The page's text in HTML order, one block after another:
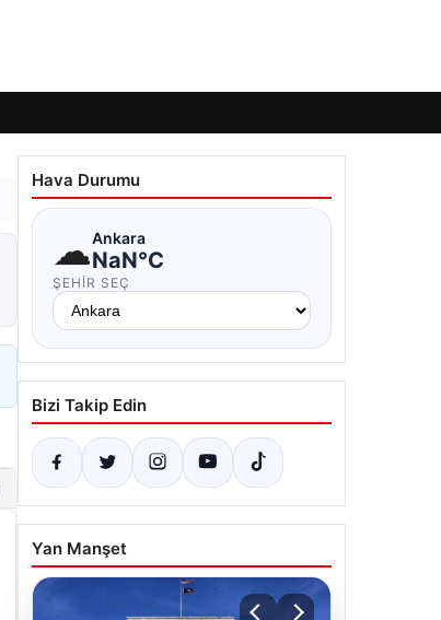
Hava Durumu
☁Ankara
NaN°C
ŞEHIR SEÇ
Bizi Takip Edin
Yan Manşet